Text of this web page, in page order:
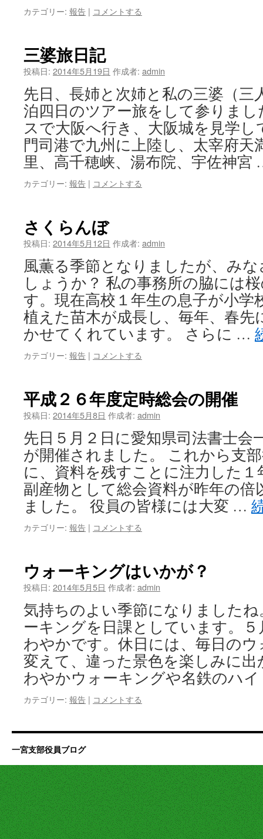
カテゴリー: 報告 | コメントする
三婆旅日記
投稿日: 2014年5月19日 作成者: admin
先日、長姉と次姉と私の三婆（三
泊四日のツアー旅をして参りま
スで大阪へ行き、大阪城を見学
門司港で九州に上陸し、太宰府天
里、高千穂峡、湯布院、宇佐神
カテゴリー: 報告 | コメントする
さくらんぼ
投稿日: 2014年5月12日 作成者: admin
風薫る季節となりましたが、み
しょうか？ 私の事務所の脇には
す。現在高校１年生の息子が小学
植えた苗木が成長し、毎年、春
かせてくれています。 さらに …
カテゴリー: 報告 | コメントする
平成２６年度定時総会の開催
投稿日: 2014年5月8日 作成者: admin
先日５月２日に愛知県司法書士会
が開催されました。 これから支
に、資料を残すことに注力した
副産物として総会資料が昨年の
ました。 役員の皆様には大変 …
カテゴリー: 報告 | コメントする
ウォーキングはいかが？
投稿日: 2014年5月5日 作成者: admin
気持ちのよい季節になりました
ーキングを日課としています。
わやかです。休日には、毎日の
変えて、違った景色を楽しみに
わやかウォーキングや名鉄のハ
カテゴリー: 報告 | コメントする
一宮支部役員ブログ